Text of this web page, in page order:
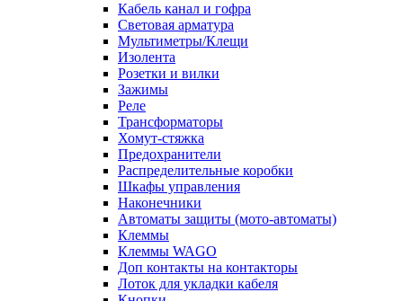
Кабель канал и гофра
Световая арматура
Мультиметры/Клещи
Изолента
Розетки и вилки
Зажимы
Реле
Трансформаторы
Хомут-стяжка
Предохранители
Распределительные коробки
Шкафы управления
Наконечники
Автоматы защиты (мото-автоматы)
Клеммы
Клеммы WAGO
Доп контакты на контакторы
Лоток для укладки кабеля